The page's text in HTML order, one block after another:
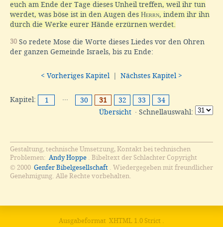
euch am Ende der Tage dieses Unheil treffen, weil ihr tun
werdet, was böse ist in den Augen des Herrn, indem ihr ihn
durch die Werke eurer Hände erzürnen werdet.
30 So redete Mose die Worte dieses Liedes vor den Ohren
der ganzen Gemeinde Israels, bis zu Ende:
< Vorheriges Kapitel Nächstes Kapitel >
Kapitel: 1 ··· 30 31 32 33
34
Übersicht · Schnellauswahl:
Gestaltung, technische Umsetzung, Kontakt bei technischen
Problemen: Andy Hoppe . Bibeltext der Schlachter Copyright
© 2000 Genfer Bibelgesellschaft . Wiedergegeben mit freundlicher
Genehmigung. Alle Rechte vorbehalten.
Ausgabeformat XHTML 1.0 Strict .